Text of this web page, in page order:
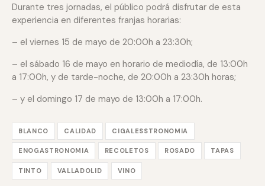
Durante tres jornadas, el público podrá disfrutar de esta
experiencia en diferentes franjas horarias:
– el viernes 15 de mayo de 20:00h a 23:30h;
– el sábado 16 de mayo en horario de mediodía, de 13:00h
a 17:00h, y de tarde-noche, de 20:00h a 23:30h horas;
– y el domingo 17 de mayo de 13:00h a 17:00h.
BLANCO CALIDAD CIGALESSTRONOMIA
ENOGASTRONOMIA RECOLETOS ROSADO TAPAS
TINTO VALLADOLID VINO